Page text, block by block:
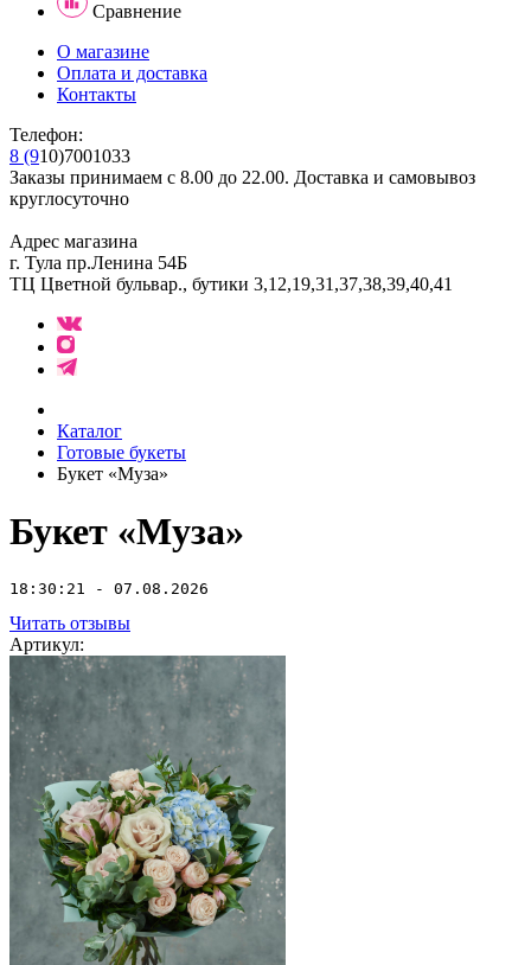
Сравнение
О магазине
Оплата и доставка
Контакты
Телефон:
8 (910)7001033
Заказы принимаем с 8.00 до 22.00. Доставка и самовывоз
круглосуточно
Адрес магазина
г. Тула пр.Ленина 54Б
ТЦ Цветной бульвар., бутики 3,12,19,31,37,38,39,40,41
Каталог
Готовые букеты
Букет «Муза»
Букет «Муза»
18:30:21 - 07.08.2026
Читать отзывы
Артикул: